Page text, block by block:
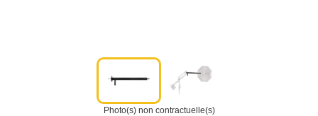
Photo(s) non contractuelle(s)